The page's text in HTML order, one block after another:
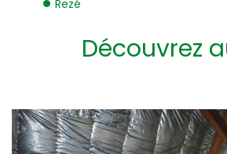
Rezé
Découvrez